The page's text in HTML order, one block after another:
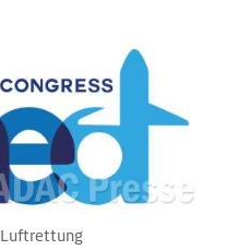
Luftrettung